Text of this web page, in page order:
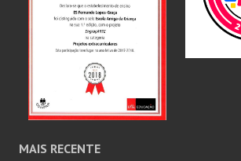
MAIS RECENTE